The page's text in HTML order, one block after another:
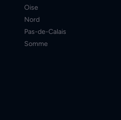
Oise
Nord
Pas-de-Calais
Somme